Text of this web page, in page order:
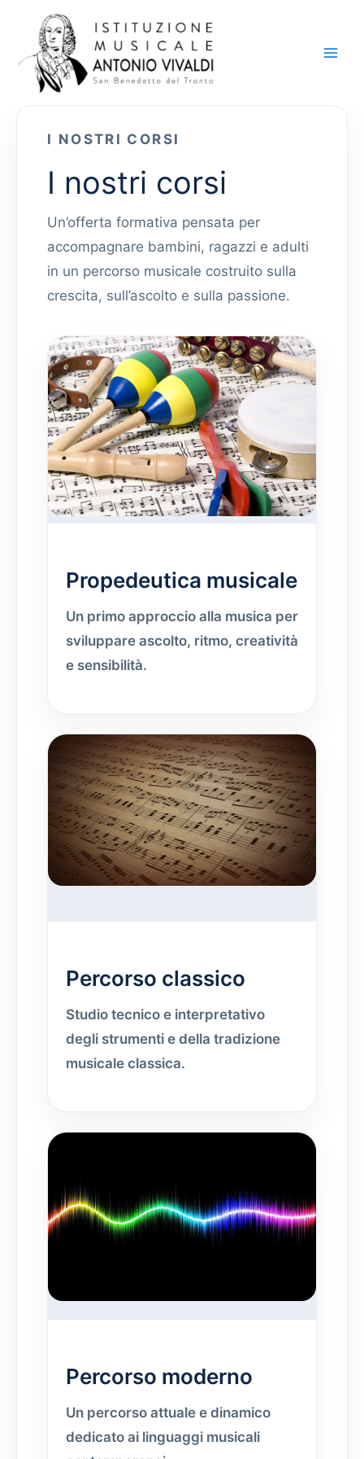
contenuto
I NOSTRI CORSI
I nostri corsi
Un’offerta formativa pensata per
accompagnare bambini, ragazzi e adulti
in un percorso musicale costruito sulla
crescita, sull’ascolto e sulla passione.
Propedeutica musicale
Un primo approccio alla musica per
sviluppare ascolto, ritmo, creatività
e sensibilità.
Percorso classico
Studio tecnico e interpretativo
degli strumenti e della tradizione
musicale classica.
Percorso moderno
Un percorso attuale e dinamico
dedicato ai linguaggi musicali